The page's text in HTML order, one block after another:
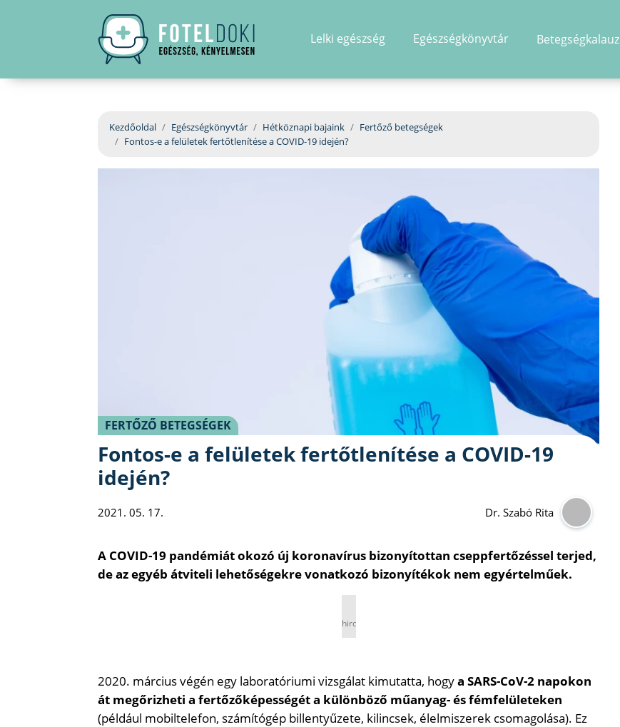
Lelki egészség Egészségkönyvtár Betegségkalauz
Kezdőoldal Egészségkönyvtár Hétköznapi bajaink
Fertőző betegségek
Fontos-e a felületek fertőtlenítése a COVID-19 idején?
FERTŐZŐ BETEGSÉGEK
Fontos-e a felületek fertőtlenítése a COVID-19
idején?
2021. 05. 17. Dr. Szabó Rita
A COVID-19 pandémiát okozó új koronavírus bizonyítottan cseppfertőzéssel terjed,
de az egyéb átviteli lehetőségekre vonatkozó bizonyítékok nem egyértelműek.
hirdetés
2020. március végén egy laboratóriumi vizsgálat kimutatta, hogya SARS-CoV-2 napokon
át megőrizheti a fertőzőképességét a különböző műanyag- és fémfelületeken
(például mobiltelefon, számítógép billentyűzete, kilincsek, élelmiszerek csomagolása). Ez